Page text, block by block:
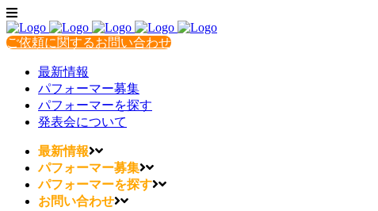
ご依頼に関するお問い合わせ
最新情報
パフォーマー募集
パフォーマーを探す
発表会について
最新情報
パフォーマー募集
パフォーマーを探す
お問い合わせ